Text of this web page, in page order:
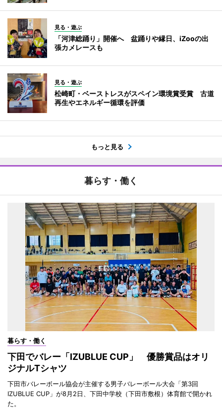
見る・遊ぶ
「河津総踊り」開催へ 盆踊りや縁日、iZooの出
張カメレースも
見る・遊ぶ
松崎町・ベーストレスがスペイン環境賞受賞 古道
再生やエネルギー循環を評価
もっと見る
暮らす・働く
暮らす・働く
下田でバレー「IZUBLUE CUP」 優勝賞品はオリ
ジナルTシャツ
下田市バレーボール協会が主催する男子バレーボール大会「第3回
IZUBLUE CUP」が8月2日、下田中学校（下田市敷根）体育館で開かれ
た。